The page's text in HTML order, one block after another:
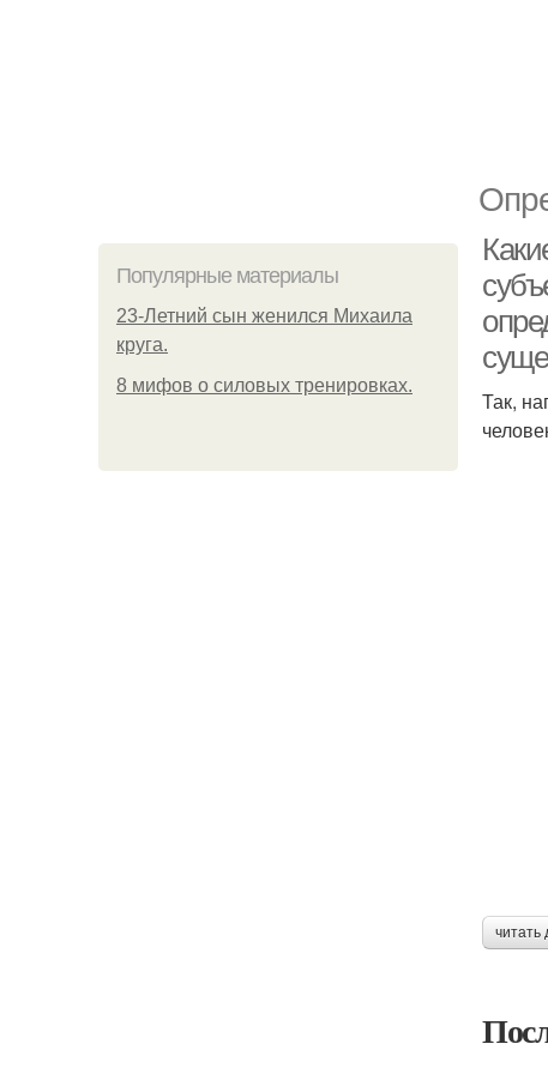
Популярные материалы
23-Летний сын женился Михаила
круга.
8 мифов о силовых тренировках.
Так,